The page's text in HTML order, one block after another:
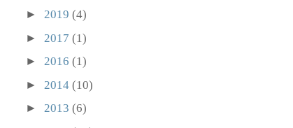
►2019(4)
►2017(1)
►2016(1)
► 2014(10)
►2013(6)